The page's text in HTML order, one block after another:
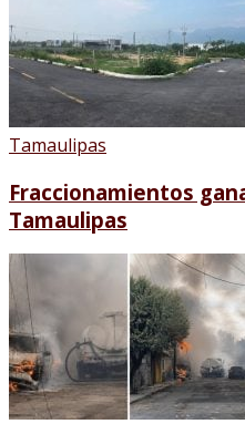
Tamaulipas
Fraccionamientos
Tamaulipas